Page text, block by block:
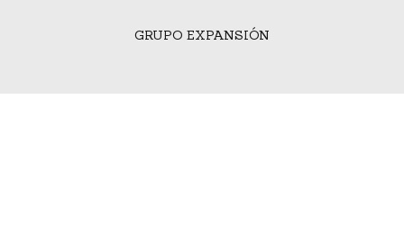
GRUPO EXPANSIÓN